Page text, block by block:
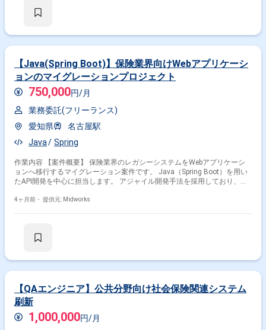
【Java(Spring Boot)】保険業界向けWebアプリケーシ
ョンのマイグレーションプロジェクト
750,000円/月
業務委託(フリーランス)
愛知県
名古屋駅
Java
Spring
作業内容 【案件概要】 保険業界のレガシーシステムをWebアプリケーシ
ョンへ移行するマイグレーション案件です。 Java（Spring Boot）を用い
たAPI開発を中心に担当します。 アジャイル開発手法を採用しており、短
安定したWeb環境の構築を目指す案件です。 【作業内容】 ・
4ヶ月前・ 提供元: Midworks
【QAエンジニア】公共分野向け社会保険関連システム
刷新
1,000,000円/月